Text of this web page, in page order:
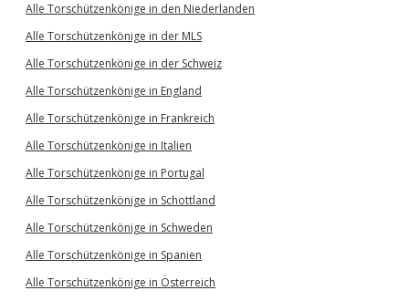
Alle Torschützenkönige in den Niederlanden
Alle Torschützenkönige in der MLS
Alle Torschützenkönige in der Schweiz
Alle Torschützenkönige in England
Alle Torschützenkönige in Frankreich
Alle Torschützenkönige in Italien
Alle Torschützenkönige in Portugal
Alle Torschützenkönige in Schottland
Alle Torschützenkönige in Schweden
Alle Torschützenkönige in Spanien
Alle Torschützenkönige in Österreich